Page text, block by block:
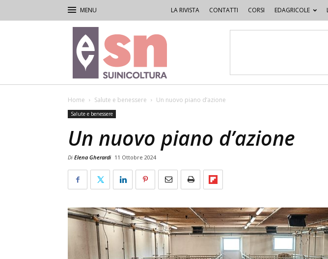
LA RIVISTA CONTATTI CORSI EDAGRICOLE
Rivista
di
Suinicoltura
Home Salute e benessere Un nuovo piano d’azione
Salute e benessere
Un nuovo piano d’azione
Di Elena Gherardi 11 Ottobre 2024